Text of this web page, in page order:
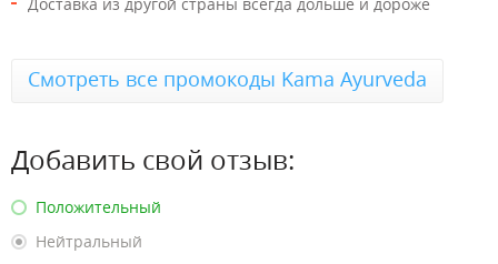
Смотреть все промокоды Kama Ayurveda
Добавить свой отзыв:
Положительный
Нейтральный